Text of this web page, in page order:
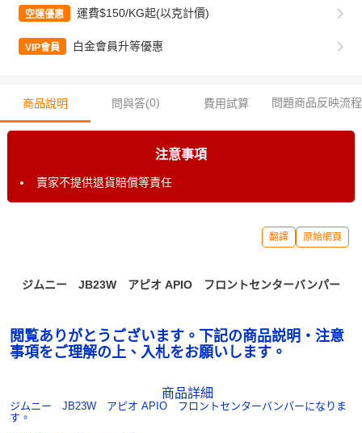
空運優惠 運費$150/KG起(以克計價)
VIP會員 白金會員升等優惠
商品說明 問與答(0) 費用試算 問題商品反映流程
注意事項
賣家不提供退貨賠償等責任
翻譯 原始網頁
ジムニー JB23W アピオ APIO フロントセンターバンパー
閲覧ありがとうございます。下記の商品説明・注意
事項をご理解の上、入札をお願いします。
商品詳細
ジムニー JB23W アピオ APIO フロントセンターバンパーになりま
す。